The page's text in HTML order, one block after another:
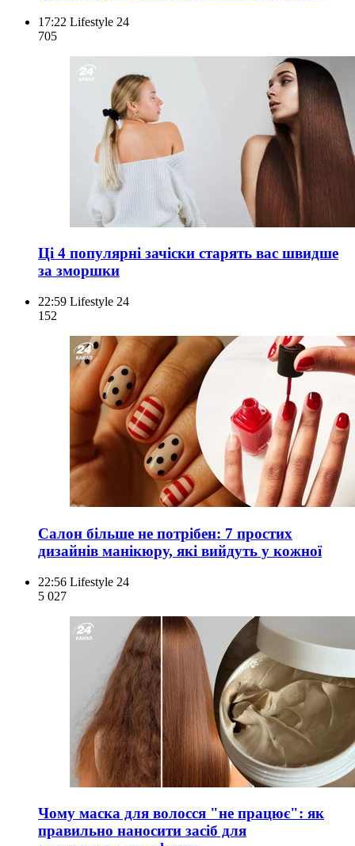
17:22 Lifestyle 24
705
Ці 4 популярні зачіски старять вас швидше
за зморшки
22:59 Lifestyle 24
152
Салон більше не потрібен: 7 простих
дизайнів манікюру, які вийдуть у кожної
22:56 Lifestyle 24
5 027
Чому маска для волосся "не працює": як
правильно наносити засіб для